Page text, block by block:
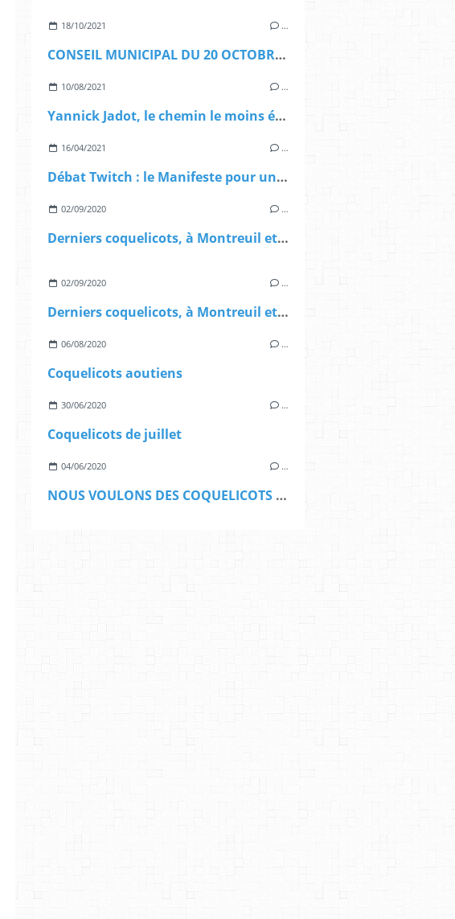
18/10/2021 …
CONSEIL MUNICIPAL DU 20 OCTOBRE 2021 : faune et flore
10/08/2021 …
Yannick Jadot, le chemin le moins étroit à gauche
16/04/2021 …
Débat Twitch : le Manifeste pour une démocratie alimentaire à Montreuil
02/09/2020 …
Derniers coquelicots, à Montreuil et ailleurs
02/09/2020 …
Derniers coquelicots, à Montreuil et ailleurs
06/08/2020 …
Coquelicots aoutiens
30/06/2020 …
Coquelicots de juillet
04/06/2020 …
NOUS VOULONS DES COQUELICOTS À MONTREUIL, 5 JUIN